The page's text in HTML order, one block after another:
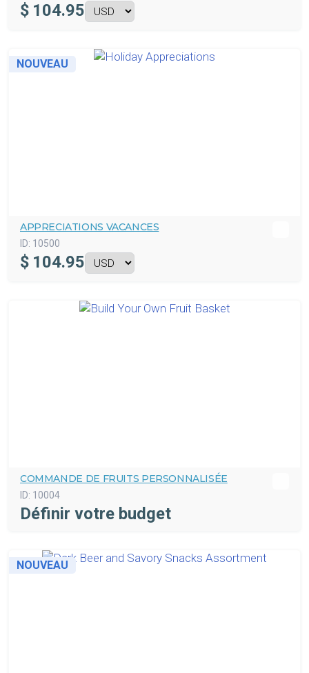
$ 104.95
NOUVEAU
APPRECIATIONS VACANCES
ID: 10500
$ 104.95
COMMANDE DE FRUITS PERSONNALISÉE
ID: 10004
Définir votre budget
NOUVEAU